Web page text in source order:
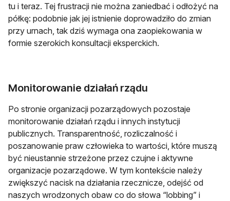
tu i teraz. Tej frustracji nie można zaniedbać i odłożyć na
półkę: podobnie jak jej istnienie doprowadziło do zmian
przy urnach, tak dziś wymaga ona zaopiekowania w
formie szerokich konsultacji eksperckich.
Monitorowanie działań rządu
Po stronie organizacji pozarządowych pozostaje
monitorowanie działań rządu i innych instytucji
publicznych. Transparentność, rozliczalność i
poszanowanie praw człowieka to wartości, które muszą
być nieustannie strzeżone przez czujne i aktywne
organizacje pozarządowe. W tym kontekście należy
zwiększyć nacisk na działania rzecznicze, odejść od
naszych wrodzonych obaw co do słowa “lobbing” i